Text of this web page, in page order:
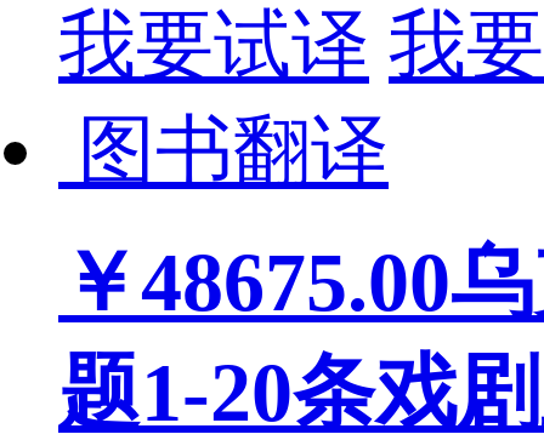
我要试译 我
图书翻译
￥48675.00
题1-20条戏